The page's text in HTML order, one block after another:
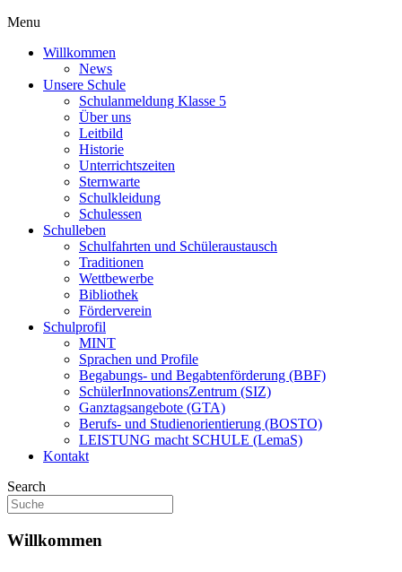
Menu
Willkommen
News
Unsere Schule
Schulanmeldung Klasse 5
Über uns
Leitbild
Historie
Unterrichtszeiten
Sternwarte
Schulkleidung
Schulessen
Schulleben
Schulfahrten und Schüleraustausch
Traditionen
Wettbewerbe
Bibliothek
Förderverein
Schulprofil
MINT
Sprachen und Profile
Begabungs- und Begabtenförderung (BBF)
SchülerInnovationsZentrum (SIZ)​
Ganztagsangebote (GTA)
Berufs- und Studienorientierung (BOSTO)
LEISTUNG macht SCHULE (LemaS)
Kontakt
Search
Willkommen